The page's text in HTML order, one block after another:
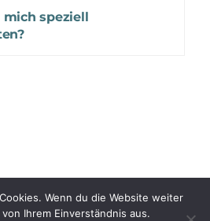
mich speziell
Wenn du die Website weiter
Ihrem Einverständnis aus.